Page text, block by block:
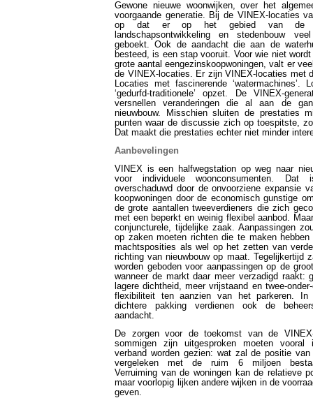
Gewone nieuwe woonwijken, over het
voorgaande generatie. Bij de VINEX-locaties
op dat er op het gebied van de
landschapsontwikkeling en stedenbouw
geboekt. Ook de aandacht die aan de
besteed, is een stap vooruit. Voor wie niet
grote aantal eengezinskoopwoningen, valt er
de VINEX-locaties. Er zijn VINEX-locaties met
Locaties met fascinerende ‘watermachines’.
‘gedurfd-traditionele’ opzet. De VINEX-
versnellen veranderingen die al aan de
nieuwbouw. Misschien sluiten de prestaties
punten waar de discussie zich op toespitste,
Dat maakt die prestaties echter niet minder
Aanbevelingen
VINEX is een halfwegstation op weg naar
voor individuele woonconsumenten.
overschaduwd door de onvoorziene expansie
koopwoningen door de economisch gunstige
de grote aantallen tweeverdieners die zich
met een beperkt en weinig flexibel aanbod.
conjuncturele, tijdelijke zaak. Aanpassingen
op zaken moeten richten die te maken
machtsposities als wel op het zetten van
richting van nieuwbouw op maat. Tegelijkertijd
worden geboden voor aanpassingen op de
wanneer de markt daar meer verzadigd raakt:
lagere dichtheid, meer vrijstaand en twee-
flexibiliteit ten aanzien van het parkeren. In
dichtere pakking verdienen ook de
aandacht.
De zorgen voor de toekomst van de
sommigen zijn uitgesproken moeten vooral
verband worden gezien: wat zal de positie
vergeleken met de ruim 6 miljoen
Verruiming van de woningen kan de relatieve
maar voorlopig lijken andere wijken in de
geven.